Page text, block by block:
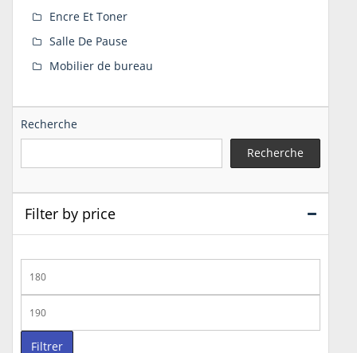
Encre Et Toner
Salle De Pause
Mobilier de bureau
Recherche
Recherche
Filter by price
min
max
Filtrer